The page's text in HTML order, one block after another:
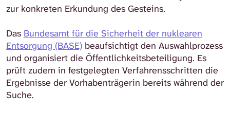
zur konkreten Erkundung des Gesteins.
Das Bundesamt für die Sicherheit der nuklearen
Entsorgung (BASE) beaufsichtigt den Auswahlprozess
und organisiert die Öffentlichkeitsbeteiligung. Es
prüft zudem in festgelegten Verfahrensschritten die
Ergebnisse der Vorhabenträgerin bereits während der
Suche.